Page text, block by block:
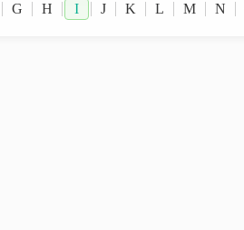
G H I J K L M N